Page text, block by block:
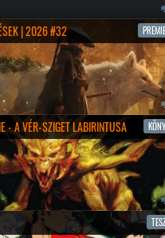
| 2026 #32
- A VÉR-SZIGET LABIRINTUSA